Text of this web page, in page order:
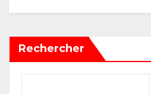
Rechercher